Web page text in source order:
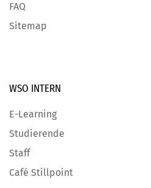
FAQ
Sitemap
WSO INTERN
E-Learning
Studierende
Staff
Café Stillpoint